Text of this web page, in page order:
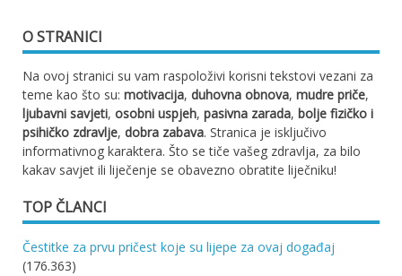
O STRANICI
Na ovoj stranici su vam raspoloživi korisni tekstovi vezani za
teme kao što su: motivacija, duhovna obnova, mudre priče,
ljubavni savjeti, osobni uspjeh, pasivna zarada, bolje fizičko i
psihičko zdravlje, dobra zabava. Stranica je isključivo
informativnog karaktera. Što se tiče vašeg zdravlja, za bilo
kakav savjet ili liječenje se obavezno obratite liječniku!
TOP ČLANCI
Čestitke za prvu pričest koje su lijepe za ovaj događaj
(176.363)